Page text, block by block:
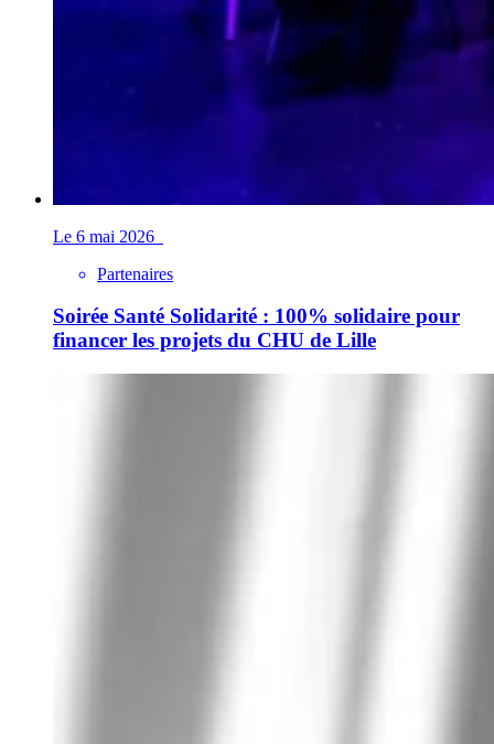
Le 6 mai 2026
Partenaires
Soirée Santé Solidarité : 100% solidaire pour
financer les projets du CHU de Lille